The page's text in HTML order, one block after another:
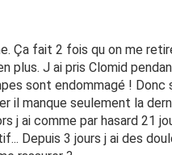
Ça fait 2 fois qu on me
plus. J ai pris Clomid
sont endommagé ! Donc
il manque seulement la
j ai comme par hasard 21
Depuis 3 jours j ai des